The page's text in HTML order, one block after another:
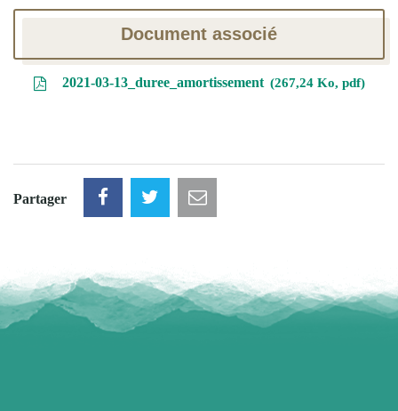
Document associé
2021-03-13_duree_amortissement 267,24 Ko, pdf
Partager